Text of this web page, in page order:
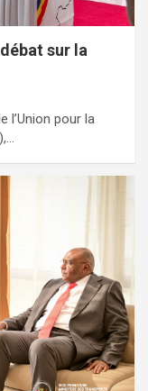
sur la
l’Union pour la